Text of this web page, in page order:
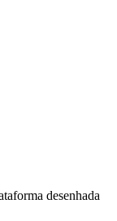
desenhada